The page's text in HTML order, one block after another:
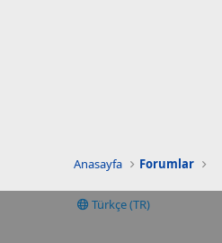
Anasayfa Forumlar
Türkçe (TR)